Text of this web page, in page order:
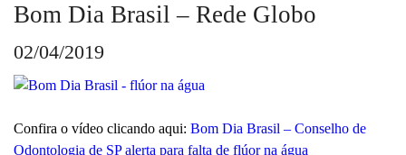
Bom Dia Brasil – Rede Globo
02/04/2019
Confira o vídeo clicando aqui: Bom Dia Brasil – Conselho de
Odontologia de SP alerta para falta de flúor na água